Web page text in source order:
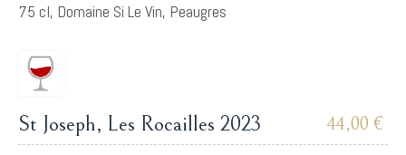
75 cl, Domaine Si Le Vin, Peaugres
St Joseph, Les Rocailles 2023 44,00 €